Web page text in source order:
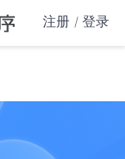
注册 登录